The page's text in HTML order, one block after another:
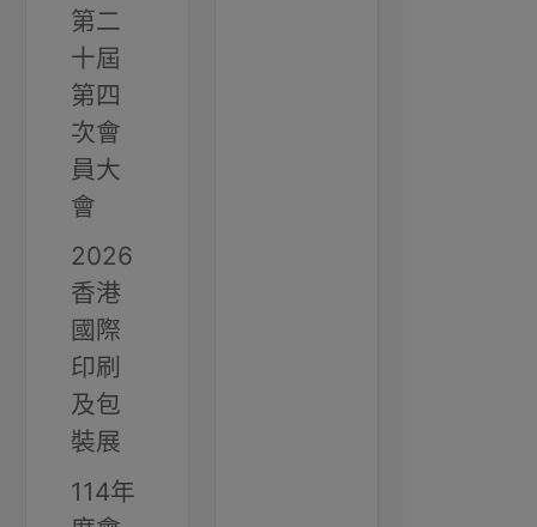
第二
十屆
第四
次會
員大
會
2026
香港
國際
印刷
及包
裝展
114年